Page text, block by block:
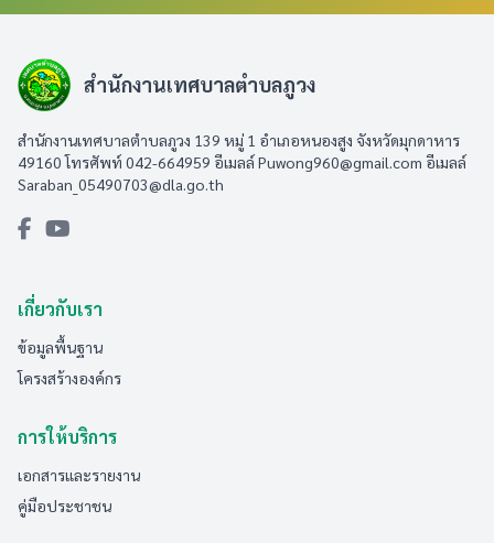
สำนักงานเทศบาลตำบลภูวง
สำนักงานเทศบาลตำบลภูวง 139 หมู่ 1 อำเภอหนองสูง จังหวัดมุกดาหาร
49160 โทรศัพท์ 042-664959 อีเมลล์Puwong960@gmail.com อีเมลล์
Saraban_05490703@dla.go.th
เกี่ยวกับเรา
ข้อมูลพื้นฐาน
โครงสร้างองค์กร
การให้บริการ
เอกสารและรายงาน
คู่มือประชาชน